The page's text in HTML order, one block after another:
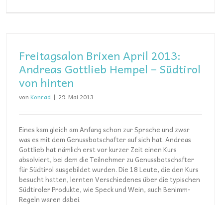
Freitagsalon Brixen April 2013:
Andreas Gottlieb Hempel – Südtirol
von hinten
von Konrad | 29. Mai 2013
Eines kam gleich am Anfang schon zur Sprache und zwar
was es mit dem Genussbotschafter auf sich hat. Andreas
Gottlieb hat nämlich erst vor kurzer Zeit einen Kurs
absolviert, bei dem die Teilnehmer zu Genussbotschafter
für Südtirol ausgebildet wurden. Die 18 Leute, die den Kurs
besucht hatten, lernten Verschiedenes über die typischen
Südtiroler Produkte, wie Speck und Wein, auch Benimm-
Regeln waren dabei.